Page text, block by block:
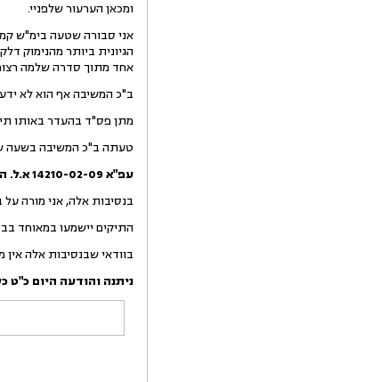
ומכאן הערעור שלפניי.
אני סבורה שטעה בימ"ש
אחד מתוך סדרה שלמה
ב"כ המשיבה אף הוא לא
מתן פס"ד בהעדר באותו
טעתה ב"כ המשיבה בשעה
עפ"א 14210-02-09 א.ל. הלמן נ' המועצה המקומית גדרה
בנסיבות אלה, אני מורה על
התיקים יישמעו במאוחד
בוודאי שבנסיבות אלה אין
ניתנה והודעה היום כ"ט